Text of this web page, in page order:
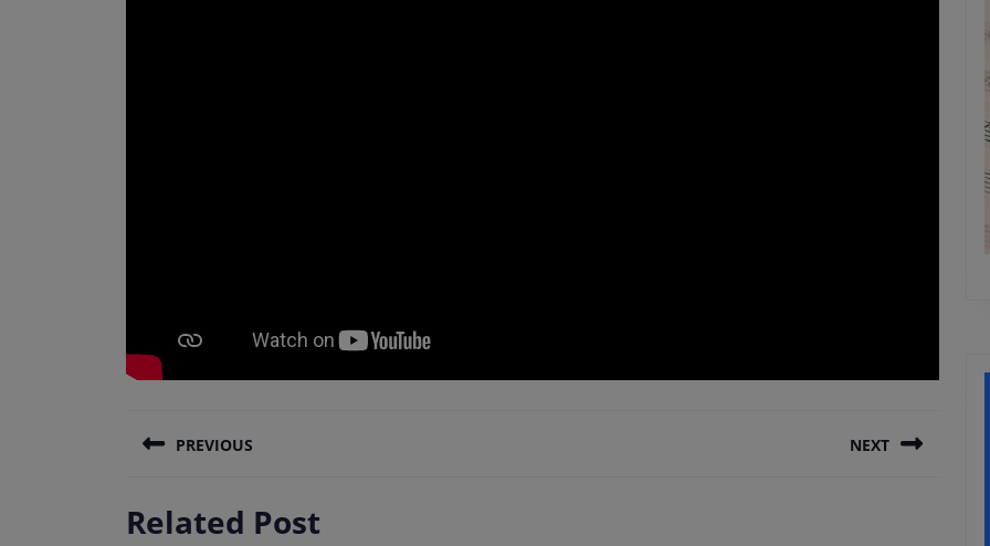
άρθρων
PREVIOUS
post:
NEXT
Related Post